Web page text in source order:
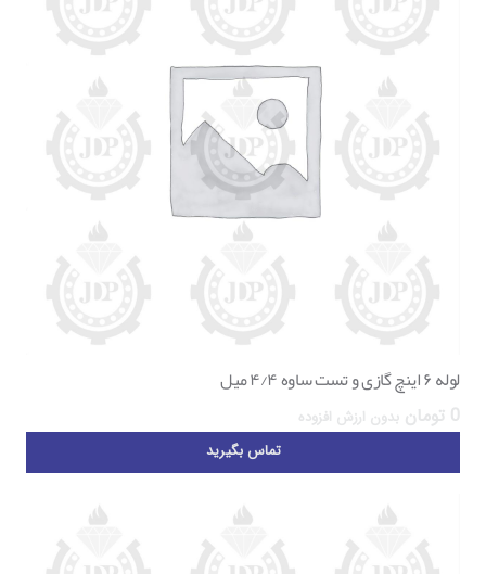
لوله ۶ اینچ گازی و تست ساوه ۴/۴ میل
0 تومان بدون ارزش افزوده
تماس بگیرید